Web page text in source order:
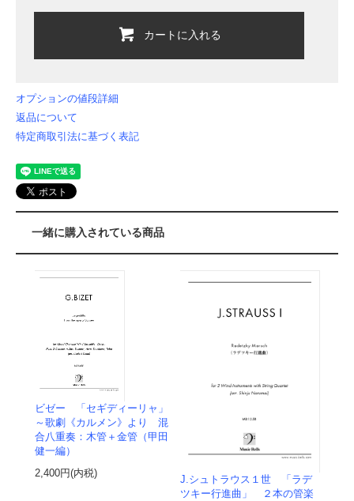
カートに入れる
オプションの値段詳細
返品について
特定商取引法に基づく表記
一緒に購入されている商品
ビゼー 「セギディーリャ」
～歌劇《カルメン》より 混
合八重奏：木管＋金管（甲田
健一編）
2,400円(内税)
J.シュトラウス１世 「ラデ
ツキー行進曲」 ２本の管楽